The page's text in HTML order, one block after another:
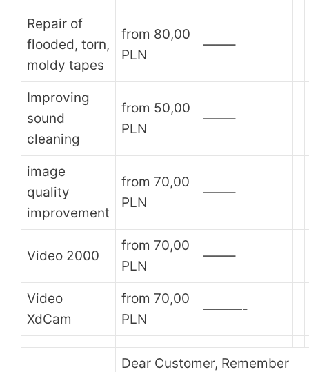
Repair of
flooded, torn,
moldy tapes
from 80,00
PLN
——–
Improving
sound
cleaning
from 50,00
PLN
——–
image
quality
improvement
from 70,00
PLN
——–
Video 2000
from 70,00
PLN
——–
Video
XdCam
from 70,00
PLN
———-
Dear Customer, Remember